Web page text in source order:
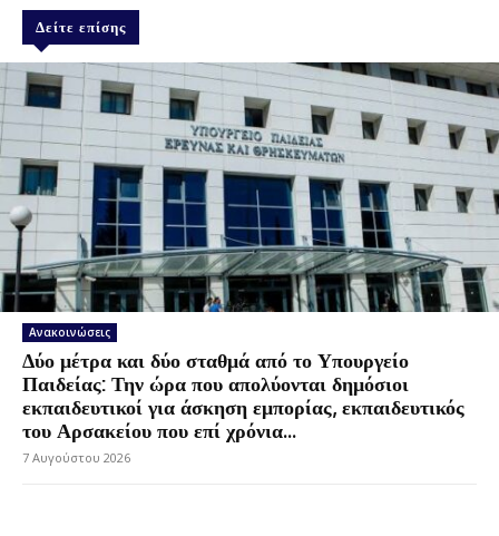
Δείτε επίσης
Ανακοινώσεις
Δύο μέτρα και δύο σταθμά από το Υπουργείο
Παιδείας: Την ώρα που απολύονται δημόσιοι
εκπαιδευτικοί για άσκηση εμπορίας, εκπαιδευτικός
του Αρσακείου που επί χρόνια...
7 Αυγούστου 2026